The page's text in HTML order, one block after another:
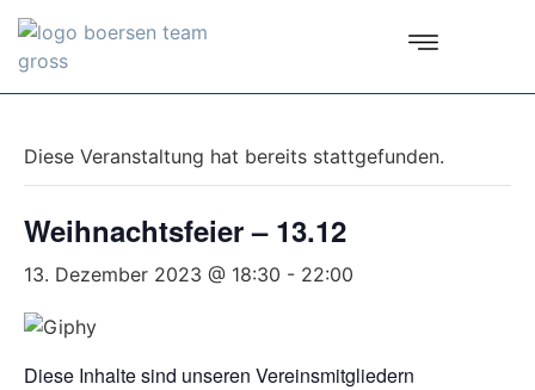
Diese Veranstaltung hat bereits stattgefunden.
Weihnachtsfeier – 13.12
13. Dezember 2023 @ 18:30 - 22:00
Diese Inhalte sind unseren Vereinsmitgliedern